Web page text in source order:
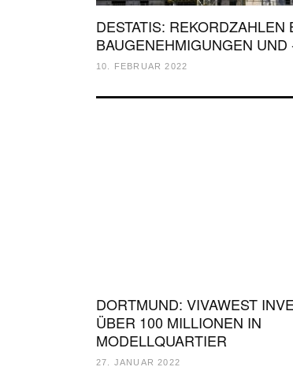
DESTATIS: REKORDZAHLEN
BAUGENEHMIGUNGEN UND
10. FEBRUAR 2022
DORTMUND: VIVAWEST
ÜBER 100 MILLIONEN IN
MODELLQUARTIER
27. JANUAR 2022